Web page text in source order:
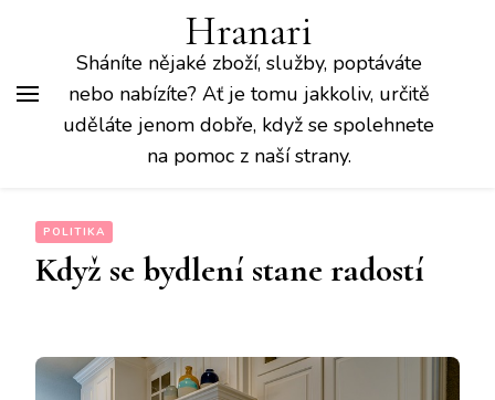
Hranari
Sháníte nějaké zboží, služby, poptáváte
nebo nabízíte? Ať je tomu jakkoliv, určitě
uděláte jenom dobře, když se spolehnete
na pomoc z naší strany.
POLITIKA
Když se bydlení stane radostí